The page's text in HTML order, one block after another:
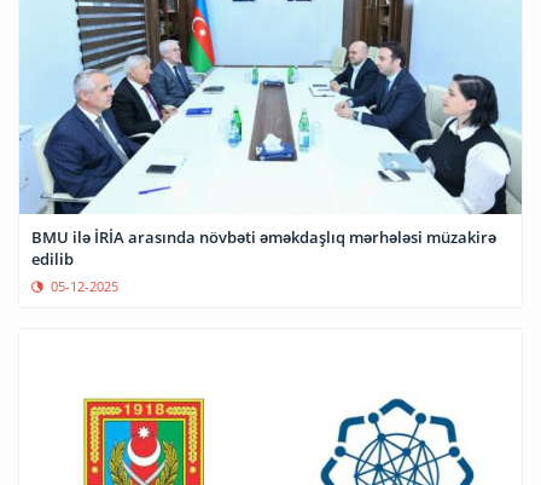
BMU ilə İRİA arasında növbəti əməkdaşlıq mərhələsi müzakirə
edilib
05-12-2025